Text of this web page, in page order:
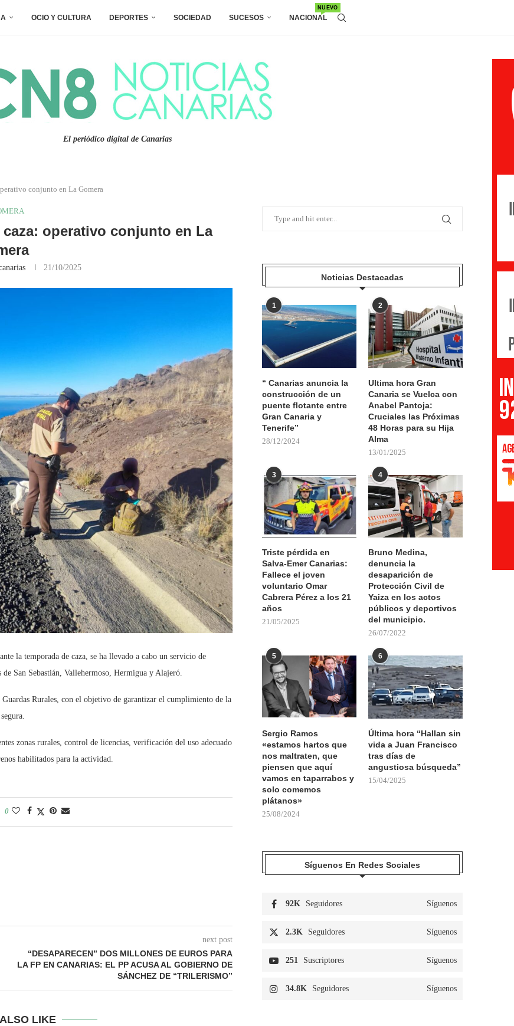
OCIO Y CULTURA DEPORTES SOCIEDAD SUCESOS NACIONAL
NUEVO
El periódico digital de Canarias
conjunto en La Gomera
operativo conjunto en La
21/10/2025
la temporada de caza, se ha llevado a cabo un servicio de
San Sebastián, Vallehermoso, Hermigua y Alajeró.
Rurales, con el objetivo de garantizar el cumplimiento de la
zonas rurales, control de licencias, verificación del uso adecuado
habilitados para la actividad.
0
next post
“DESAPARECEN” DOS MILLONES DE EUROS PARA
LA FP EN CANARIAS: EL PP ACUSA AL GOBIERNO DE
SÁNCHEZ DE “TRILERISMO”
LIKE
Noticias Destacadas
1
“ Canarias anuncia la
construcción de un
puente flotante entre
Gran Canaria y
Tenerife”
28/12/2024
2
Ultima hora Gran
Canaria se Vuelca con
Anabel Pantoja:
Cruciales las Próximas
48 Horas para su Hija
Alma
13/01/2025
3
Triste pérdida en
Salva-Emer Canarias:
Fallece el joven
voluntario Omar
Cabrera Pérez a los 21
años
21/05/2025
4
Bruno Medina,
denuncia la
desaparición de
Protección Civil de
Yaiza en los actos
públicos y deportivos
del municipio.
26/07/2022
5
Sergio Ramos
«estamos hartos que
nos maltraten, que
piensen que aquí
vamos en taparrabos y
solo comemos
plátanos»
25/08/2024
6
Última hora “Hallan sin
vida a Juan Francisco
tras días de
angustiosa búsqueda”
15/04/2025
Síguenos En Redes Sociales
92K Seguidores Síguenos
2.3K Seguidores Síguenos
251 Suscriptores Síguenos
34.8K Seguidores Síguenos